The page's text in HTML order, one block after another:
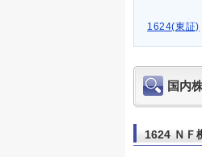
1624(東証)